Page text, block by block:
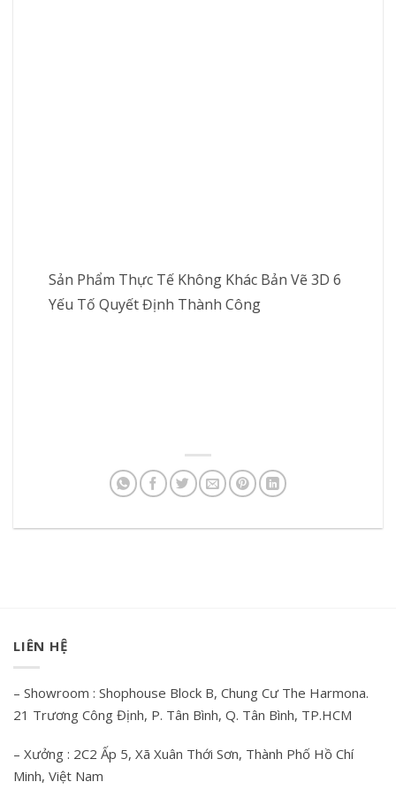
Sản Phẩm Thực Tế Không Khác Bản Vẽ 3D 6
Yếu Tố Quyết Định Thành Công
LIÊN HỆ
– Showroom : Shophouse Block B, Chung Cư The Harmona.
21 Trương Công Định, P. Tân Bình, Q. Tân Bình, TP.HCM
– Xưởng : 2C2 Ấp 5, Xã Xuân Thới Sơn, Thành Phố Hồ Chí
Minh, Việt Nam